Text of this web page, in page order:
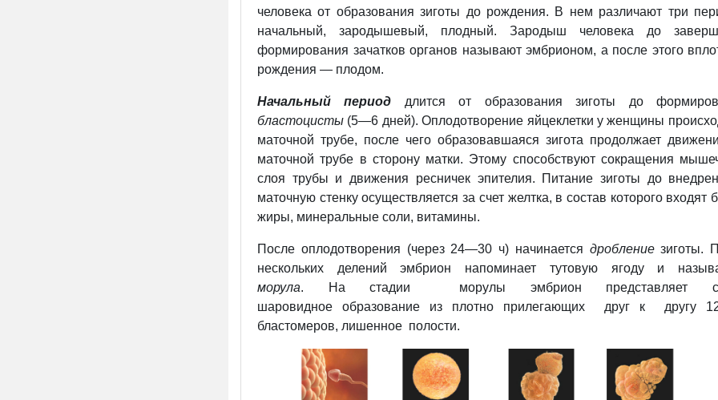
человека от образования зиготы до рождения. В нем различают три
начальный, зародышевый, плодный. Зародыш человека до
формирования зачатков органов называют эмбрионом, а после этого
рождения — плодом.
Начальный период длится
от образования зиготы до
бластоцисты (5—6 дней). Оплодотворение яйцеклетки у женщины
маточной трубе, после чего образовавшаяся зигота продолжает
маточной трубе в сторону матки. Этому способствуют сокращения
слоя трубы и движения ресничек эпителия. Питание зиготы до
маточную стенку осуществляется за счет желтка, в состав которого входят
жиры, минеральные соли, витамины.
После оплодотворения (через 24—30 ч) начинается дроблениезиготы.
нескольких делений эмбрион напоминает тутовую ягоду и
морула. На стадии морулы эмбрион представляет
шаровидное образование из плотно прилегающих друг к другу
бластомеров, лишенное полости.